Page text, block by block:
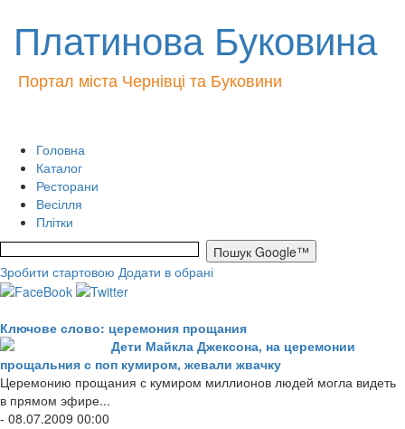
Платинова Буковина
Портал міста Чернівці та Буковини
Головна
Каталог
Ресторани
Весілля
Плітки
Зробити стартовою Додати в обрані
Ключове слово: церемония прощания
Дети Майкла Джексона, на церемонии
прощальния с поп кумиром, жевали жвачку
Церемонию прощания с кумиром миллионов людей могла видеть
в прямом эфире...
- 08.07.2009 00:00